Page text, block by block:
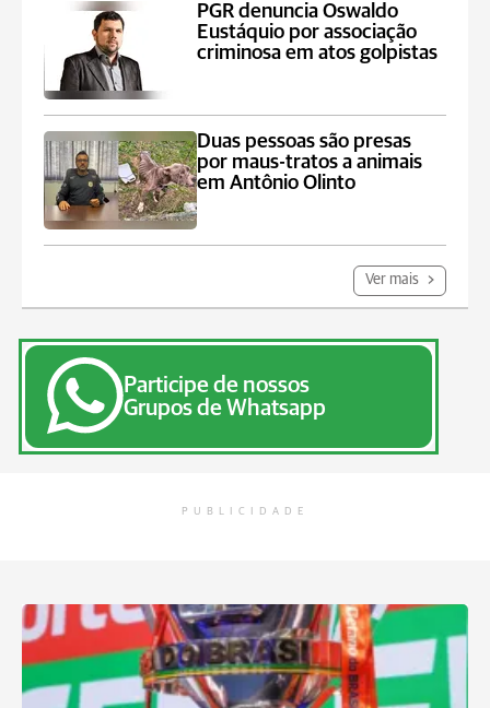
PGR denuncia Oswaldo
Eustáquio por associação
criminosa em atos golpistas
Duas pessoas são presas
por maus-tratos a animais
em Antônio Olinto
Ver mais
Participe de nossos
Grupos de Whatsapp
PUBLICIDADE